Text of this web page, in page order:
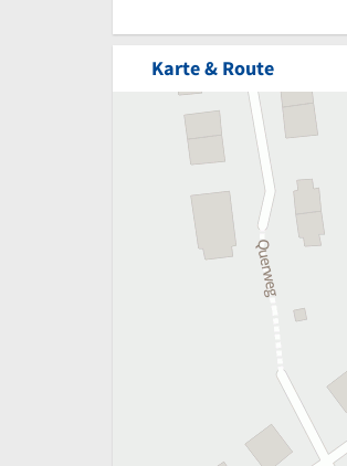
Karte & Route